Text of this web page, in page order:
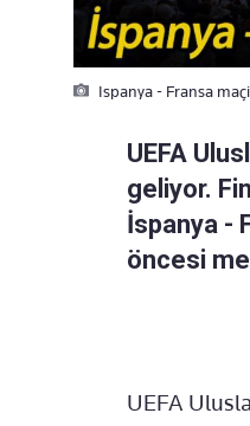
Ispanya - Fransa
UEFA
geliyor.
İspanya -
öncesi
UEFA